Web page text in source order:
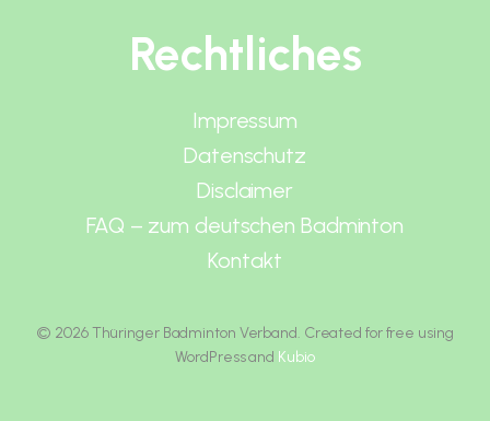
Rechtliches
Impressum
Datenschutz
Disclaimer
FAQ – zum deutschen Badminton
Kontakt
© 2026 Thüringer Badminton Verband. Created for free using
WordPress and Kubio